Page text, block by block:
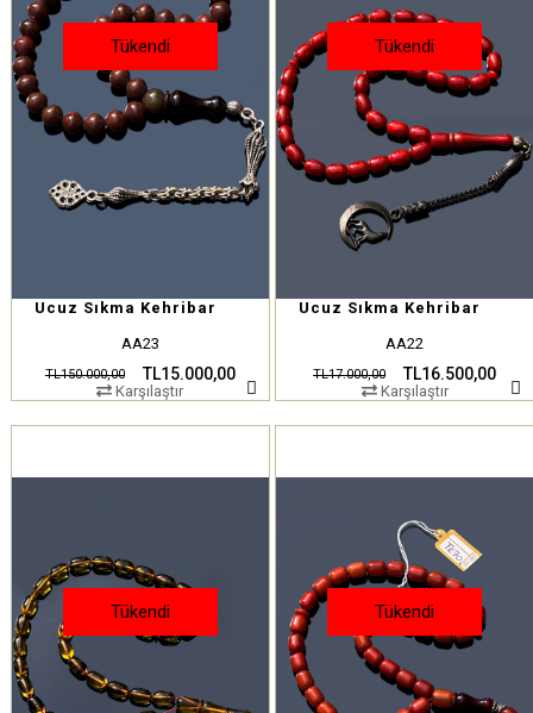
Tükendi
Ucuz Sıkma Kehribar
AA23
TL15.000,00
TL150.000,00
Karşılaştır
Tükendi
Ucuz Sıkma Kehribar
AA22
TL16.500,00
TL17.000,00
Karşılaştır
Tükendi Tükendi